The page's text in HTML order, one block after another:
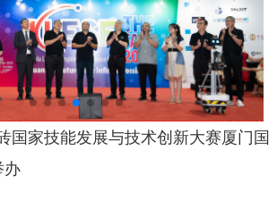
国家技能发展与技术创新大赛厦门国
办